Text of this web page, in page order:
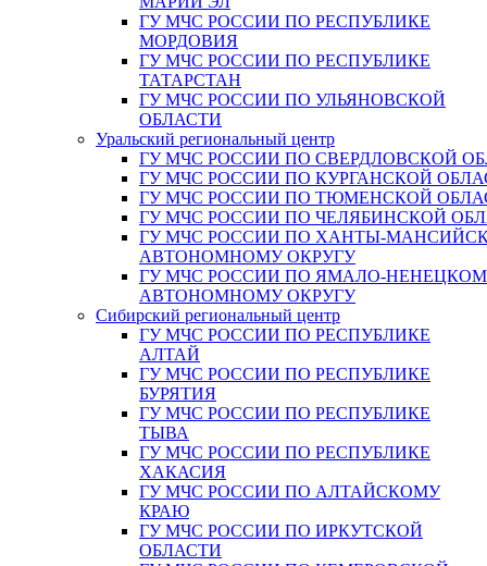
ГУ МЧС РОССИИ ПО РЕСПУБЛИКЕ
МОРДОВИЯ
ГУ МЧС РОССИИ ПО РЕСПУБЛИКЕ
ТАТАРСТАН
ГУ МЧС РОССИИ ПО УЛЬЯНОВСКОЙ
ОБЛАСТИ
Уральский региональный центр
ГУ МЧС РОССИИ ПО СВЕРДЛОВСКОЙ
ГУ МЧС РОССИИ ПО КУРГАНСКОЙ
ГУ МЧС РОССИИ ПО ТЮМЕНСКОЙ
ГУ МЧС РОССИИ ПО ЧЕЛЯБИНСКОЙ
ГУ МЧС РОССИИ ПО ХАНТЫ-
АВТОНОМНОМУ ОКРУГУ
ГУ МЧС РОССИИ ПО ЯМАЛО-
АВТОНОМНОМУ ОКРУГУ
Сибирский региональный центр
ГУ МЧС РОССИИ ПО РЕСПУБЛИКЕ
АЛТАЙ
ГУ МЧС РОССИИ ПО РЕСПУБЛИКЕ
БУРЯТИЯ
ГУ МЧС РОССИИ ПО РЕСПУБЛИКЕ
ТЫВА
ГУ МЧС РОССИИ ПО РЕСПУБЛИКЕ
ХАКАСИЯ
ГУ МЧС РОССИИ ПО АЛТАЙСКОМУ
КРАЮ
ГУ МЧС РОССИИ ПО ИРКУТСКОЙ
ОБЛАСТИ